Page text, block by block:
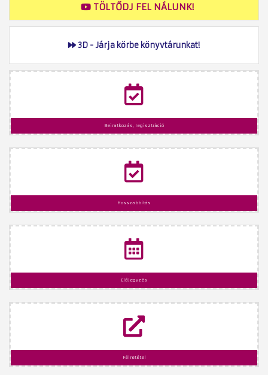
TÖLTŐDJ FEL NÁLUNK!
3D - Járja körbe könyvtárunkat!
Beiratkozás, regisztráció
Hosszabbítás
Előjegyzés
Félretétel